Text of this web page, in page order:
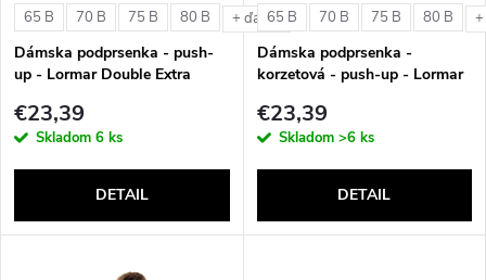
e
p
r
d
p
r
o
d
65 B 70 B 75 B 80 B + ďalšie
Dámska podprsenka - push-
up - Lormar Double Extra
€23,39
Skladom 6 ks
DETAIL
65 B 70 B 75 B 80 B
Dámska podprsenka -
korzetová - push-up - Lormar
€23,39
Skladom >6 ks
DETAIL